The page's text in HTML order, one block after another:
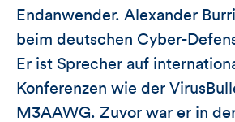
Endanwender. Alexander
beim deutschen Cyber-
Er ist Sprecher auf
Konferenzen wie der
M3AAWG. Zuvor war er in